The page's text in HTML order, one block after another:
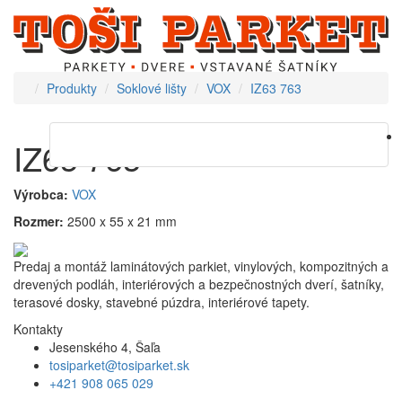
Produkty Soklové lišty VOX IZ63 763
IZ63 763
Výrobca: VOX
Rozmer: 2500 x 55 x 21 mm
Predaj a montáž laminátových parkiet, vinylových, kompozitných a
drevených podláh, interiérových a bezpečnostných dverí, šatníky,
terasové dosky, stavebné púzdra, interiérové tapety.
Kontakty
Jesenského 4, Šaľa
tosiparket@tosiparket.sk
+421 908 065 029